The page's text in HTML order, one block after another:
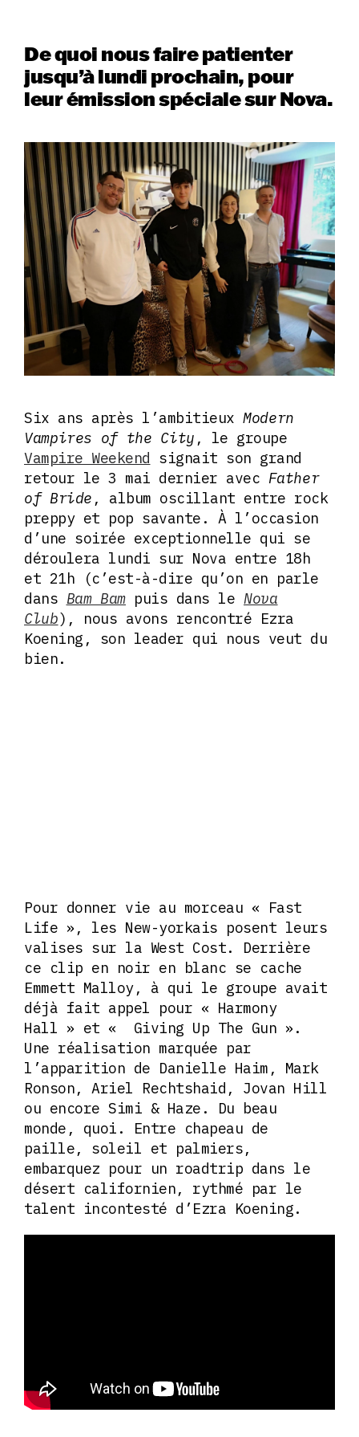
De quoi nous faire patienter
jusqu’à lundi prochain, pour
leur émission spéciale sur Nova.
Six ans après l’ambitieux Modern
Vampires of the City , le groupe
Vampire Weekend signait son grand
retour le 3 mai dernier avec Father
of Bride , album oscillant entre rock
preppy et pop savante. À l’occasion
d’une soirée exceptionnelle qui se
déroulera lundi sur Nova entre 18h
et 21h (c’est-à-dire qu’on en parle
dans Bam Bampuis dans le Nova
Club), nous avons rencontré Ezra
Koening, son leader qui nous veut du
bien.
Pour donner vie au morceau « Fast
Life », les New-yorkais posent leurs
valises sur la West Cost. Derrière
ce clip en noir en blanc se cache
Emmett Malloy, à qui le groupe avait
déjà fait appel pour « Harmony
Hall » et « Giving Up The Gun ».
Une réalisation marquée par
l’apparition de Danielle Haim, Mark
Ronson, Ariel Rechtshaid, Jovan Hill
ou encore Simi & Haze. Du beau
monde, quoi. Entre chapeau de
paille, soleil et palmiers,
embarquez pour un roadtrip dans le
désert californien, rythmé par le
talent incontesté d’Ezra Koening.